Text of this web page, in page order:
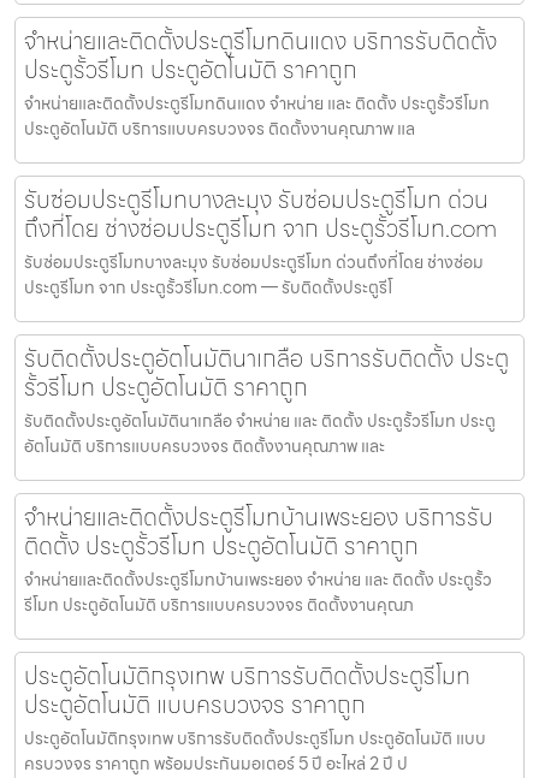
จำหน่ายและติดตั้งประตูรีโมทดินแดง บริการรับติดตั้ง
ประตูรั้วรีโมท ประตูอัตโนมัติ ราคาถูก
จำหน่ายและติดตั้งประตูรีโมทดินแดง จำหน่าย และ ติดตั้ง ประตูรั้วรีโมท
ประตูอัตโนมัติ บริการแบบครบวงจร ติดตั้งงานคุณภาพ แล
รับซ่อมประตูรีโมทบางละมุง รับซ่อมประตูรีโมท ด่วน
ถึงที่โดย ช่างซ่อมประตูรีโมท จาก ประตูรั้วรีโมท.com
รับซ่อมประตูรีโมทบางละมุง รับซ่อมประตูรีโมท ด่วนถึงที่โดย ช่างซ่อม
ประตูรีโมท จาก ประตูรั้วรีโมท.com — รับติดตั้งประตูรีโ
รับติดตั้งประตูอัตโนมัตินาเกลือ บริการรับติดตั้ง ประตู
รั้วรีโมท ประตูอัตโนมัติ ราคาถูก
รับติดตั้งประตูอัตโนมัตินาเกลือ จำหน่าย และ ติดตั้ง ประตูรั้วรีโมท ประตู
อัตโนมัติ บริการแบบครบวงจร ติดตั้งงานคุณภาพ และ
จำหน่ายและติดตั้งประตูรีโมทบ้านเพระยอง บริการรับ
ติดตั้ง ประตูรั้วรีโมท ประตูอัตโนมัติ ราคาถูก
จำหน่ายและติดตั้งประตูรีโมทบ้านเพระยอง จำหน่าย และ ติดตั้ง ประตูรั้ว
รีโมท ประตูอัตโนมัติ บริการแบบครบวงจร ติดตั้งงานคุณภ
ประตูอัตโนมัติกรุงเทพ บริการรับติดตั้งประตูรีโมท
ประตูอัตโนมัติ แบบครบวงจร ราคาถูก
ประตูอัตโนมัติกรุงเทพ บริการรับติดตั้งประตูรีโมท ประตูอัตโนมัติ แบบ
ครบวงจร ราคาถูก พร้อมประกันมอเตอร์ 5 ปี อะไหล่ 2 ปี ป